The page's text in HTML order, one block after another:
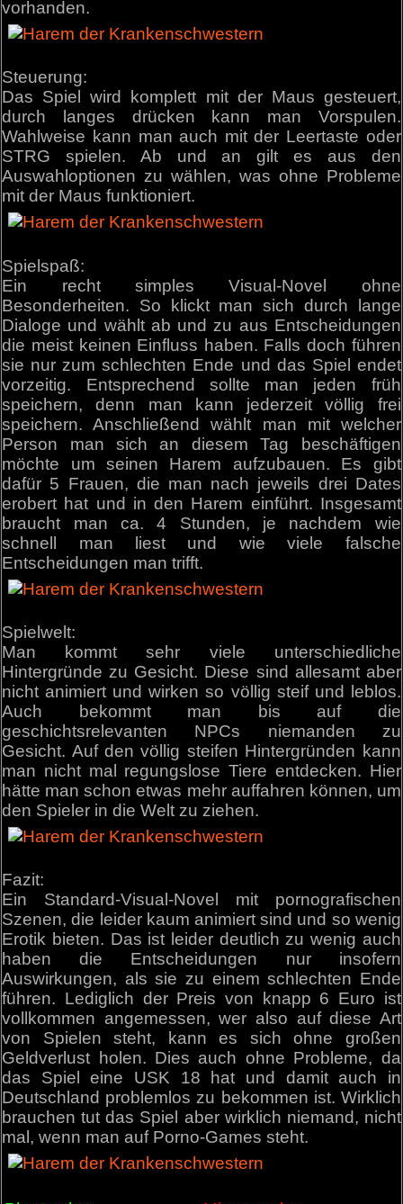
vorhanden.
Steuerung:
Das Spiel wird komplett mit der Maus gesteuert,
durch langes drücken kann man Vorspulen.
Wahlweise kann man auch mit der Leertaste oder
STRG spielen. Ab und an gilt es aus den
Auswahloptionen zu wählen, was ohne Probleme
mit der Maus funktioniert.
Spielspaß:
Ein recht simples Visual-Novel ohne
Besonderheiten. So klickt man sich durch lange
Dialoge und wählt ab und zu aus Entscheidungen
die meist keinen Einfluss haben. Falls doch führen
sie nur zum schlechten Ende und das Spiel endet
vorzeitig. Entsprechend sollte man jeden früh
speichern, denn man kann jederzeit völlig frei
speichern. Anschließend wählt man mit welcher
Person man sich an diesem Tag beschäftigen
möchte um seinen Harem aufzubauen. Es gibt
dafür 5 Frauen, die man nach jeweils drei Dates
erobert hat und in den Harem einführt. Insgesamt
braucht man ca. 4 Stunden, je nachdem wie
schnell man liest und wie viele falsche
Entscheidungen man trifft.
Spielwelt:
Man kommt sehr viele unterschiedliche
Hintergründe zu Gesicht. Diese sind allesamt aber
nicht animiert und wirken so völlig steif und leblos.
Auch bekommt man bis auf die
geschichtsrelevanten NPCs niemanden zu
Gesicht. Auf den völlig steifen Hintergründen kann
man nicht mal regungslose Tiere entdecken. Hier
hätte man schon etwas mehr auffahren können, um
den Spieler in die Welt zu ziehen.
Fazit:
Ein Standard-Visual-Novel mit pornografischen
Szenen, die leider kaum animiert sind und so wenig
Erotik bieten. Das ist leider deutlich zu wenig auch
haben die Entscheidungen nur insofern
Auswirkungen, als sie zu einem schlechten Ende
führen. Lediglich der Preis von knapp 6 Euro ist
vollkommen angemessen, wer also auf diese Art
von Spielen steht, kann es sich ohne großen
Geldverlust holen. Dies auch ohne Probleme, da
das Spiel eine USK 18 hat und damit auch in
Deutschland problemlos zu bekommen ist. Wirklich
brauchen tut das Spiel aber wirklich niemand, nicht
mal, wenn man auf Porno-Games steht.